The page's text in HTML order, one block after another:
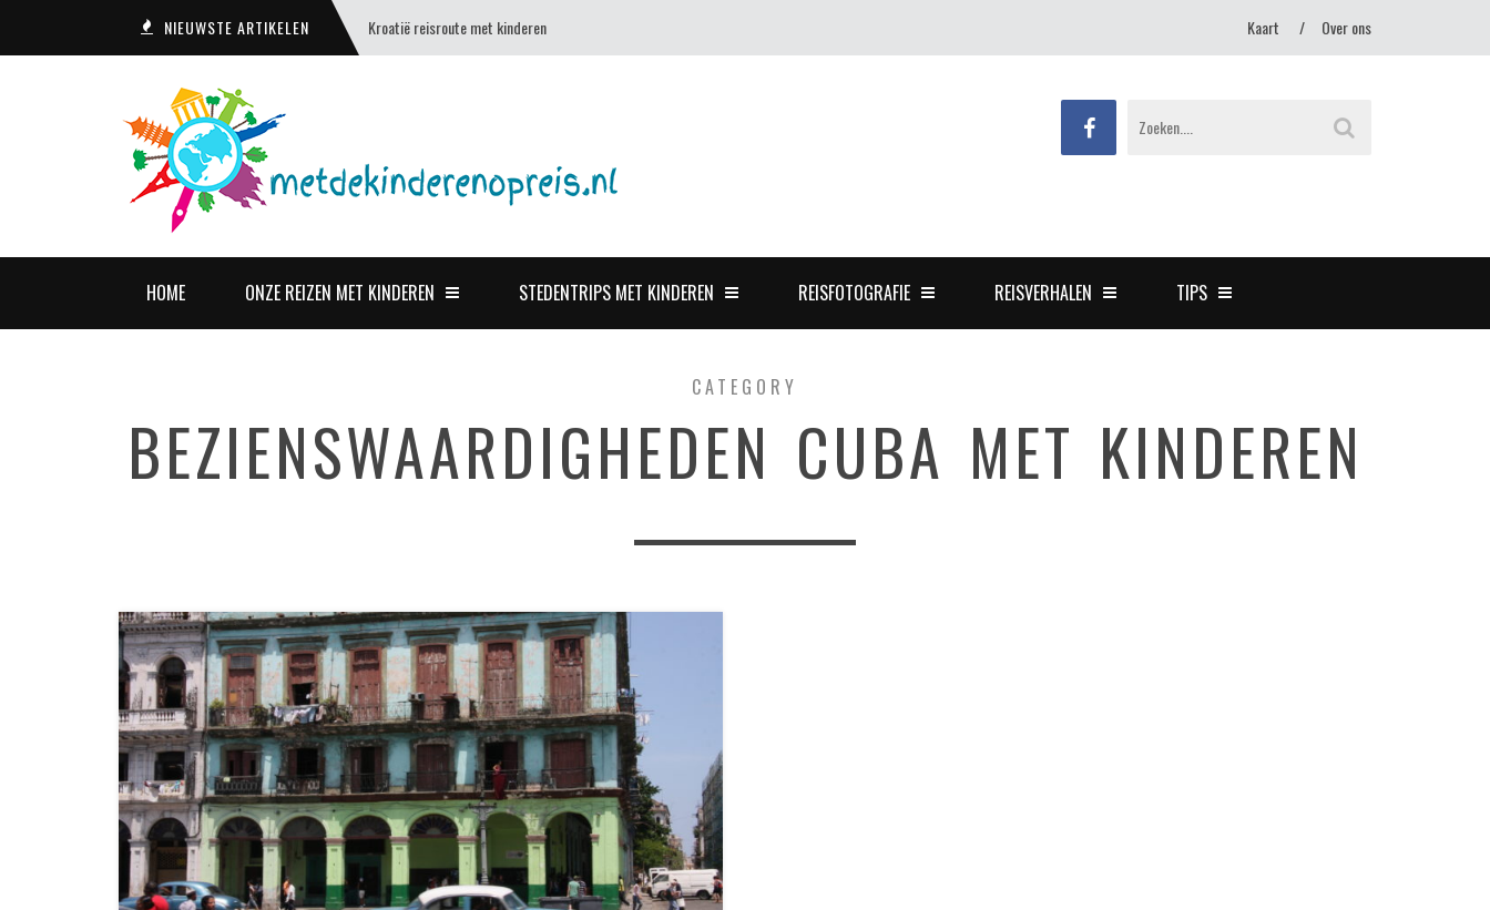
NIEUWSTE ARTIKELEN Kroatië reisroute met kinderen Kaart Over ons
HOME ONZE REIZEN MET KINDEREN STEDENTRIPS MET KINDEREN REISFOTOGRAFIE REISVERHALEN TIPS
CATEGORY
BEZIENSWAARDIGHEDEN CUBA MET KINDEREN